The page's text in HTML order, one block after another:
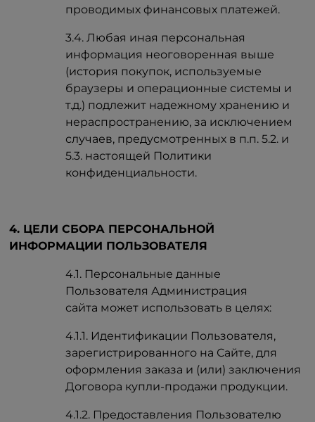
проводимых финансовых платежей.
3.4. Любая иная персональная
информация неоговоренная выше
(история покупок, используемые
браузеры и операционные системы и
т.д.) подлежит надежному хранению и
нераспространению, за исключением
случаев, предусмотренных в п.п. 5.2. и
5.3. настоящей Политики
конфиденциальности.
4. ЦЕЛИ СБОРА ПЕРСОНАЛЬНОЙ
ИНФОРМАЦИИ ПОЛЬЗОВАТЕЛЯ
4.1. Персональные данные
Пользователя Администрация
сайта может использовать в целях:
4.1.1. Идентификации Пользователя,
зарегистрированного на Сайте, для
оформления заказа и (или) заключения
Договора купли-продажи продукции.
4.1.2. Предоставления Пользователю